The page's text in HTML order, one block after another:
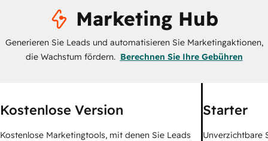
Marketing Hub
Generieren Sie Leads und automatisieren Sie Marketingaktionen,
die Wachstum fördern. Berechnen Sie Ihre Gebühren
Kostenlose Version
Kostenlose Marketingtools, mit denen Sie Leads
Starter
Unverzichtbare